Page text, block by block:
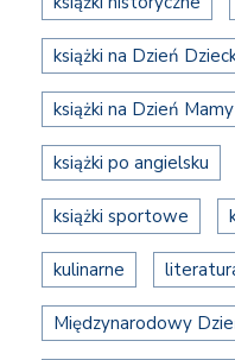
książki na Dzień
książki na Dzień Mamy
książki po angielsku
książki sportowe
kulinarne
Międzynarodowy